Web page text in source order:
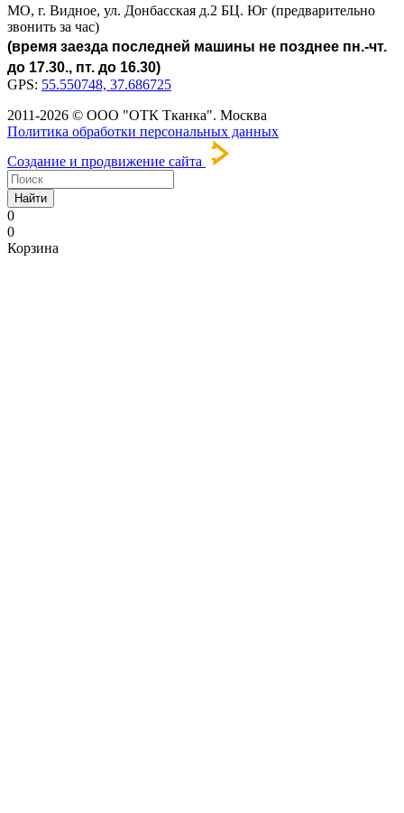
МО, г. Видное, ул. Донбасская д.2 БЦ. Юг (предварительно
звонить за час)
(время заезда последней машины не позднее пн.-чт.
до 17.30., пт. до 16.30)
GPS: 55.550748, 37.686725
2011-2026 © ООО "ОТК Тканка". Москва
Политика обработки персональных данных
Создание и продвижение сайта
Найти
0
0
Корзина